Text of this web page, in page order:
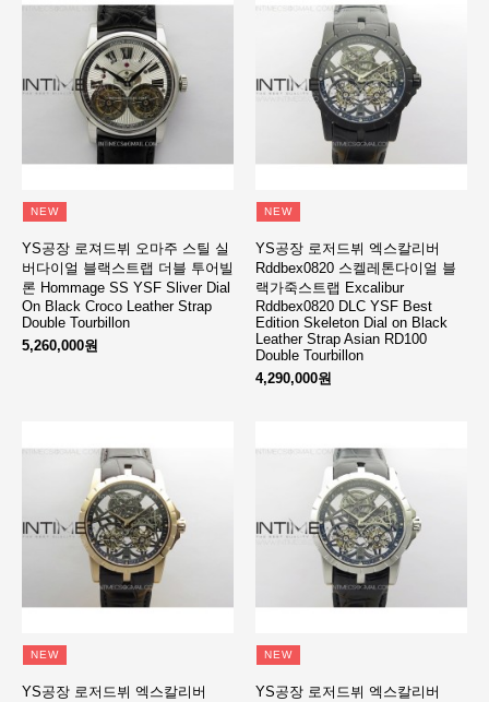
NEW
YS공장 로져드뷔 오마주 스틸 실
버다이얼 블랙스트랩 더블 투어빌
론 Hommage SS YSF Sliver Dial
On Black Croco Leather Strap
Double Tourbillon
5,260,000원
NEW
YS공장 로저드뷔 엑스칼리버
Rddbex0820 스켈레톤다이얼 블
랙가죽스트랩 Excalibur
Rddbex0820 DLC YSF Best
Edition Skeleton Dial on Black
Leather Strap Asian RD100
Double Tourbillon
4,290,000원
NEW
YS공장 로저드뷔 엑스칼리버
NEW
YS공장 로저드뷔 엑스칼리버